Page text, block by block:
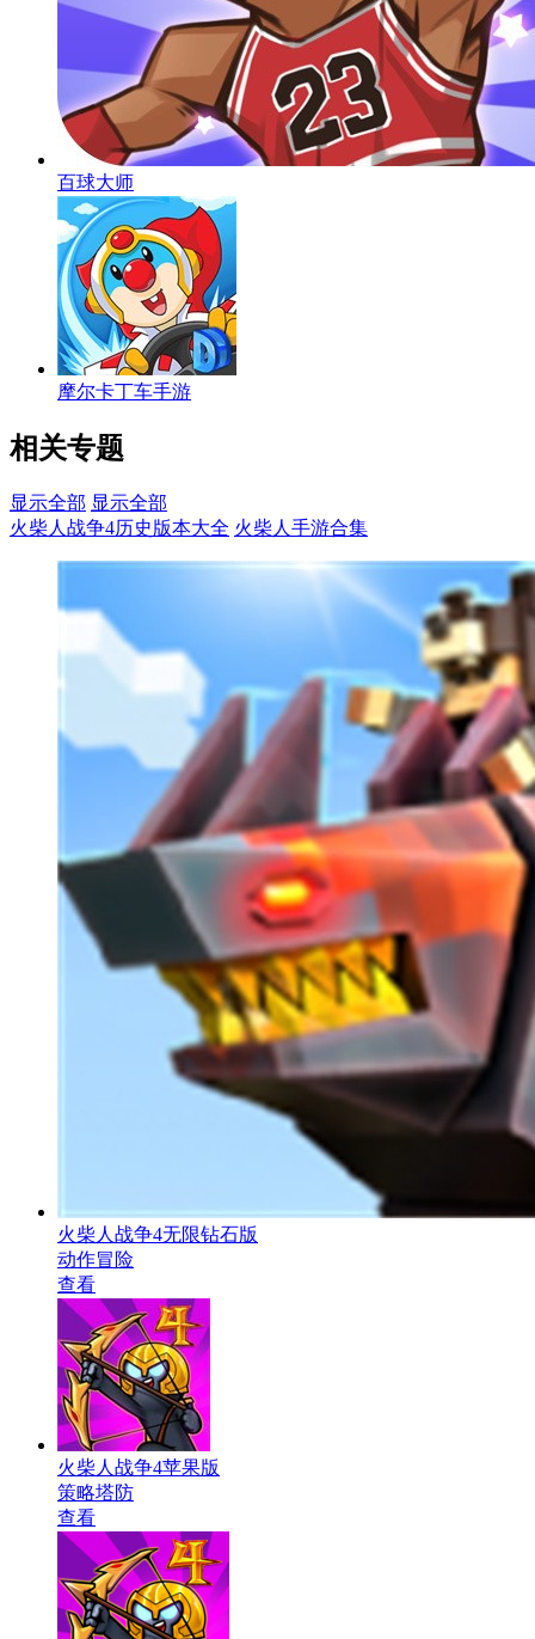
百球大师
摩尔卡丁车手游
相关专题
显示全部 显示全部
火柴人战争4历史版本大全 火柴人手游合集
火柴人战争4无限钻石版
动作冒险
查看
火柴人战争4苹果版
策略塔防
查看